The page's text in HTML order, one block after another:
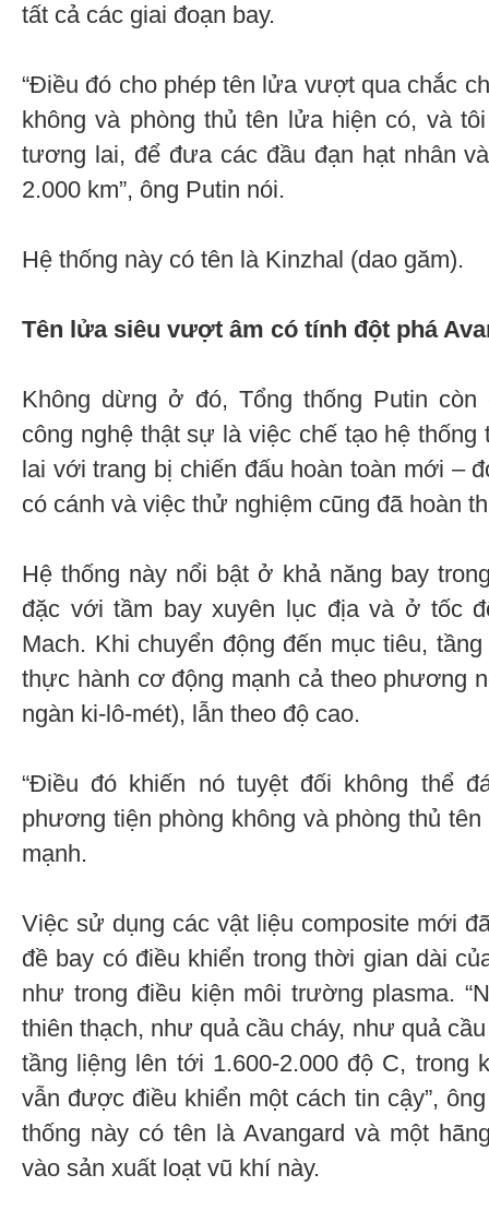
tất cả các giai đoạn bay.
“Điều đó cho phép tên lửa vượt qua chắc
không và phòng thủ tên lửa hiện có, và
tương lai, để đưa các đầu đạn hạt nhân
2.000 km”, ông Putin nói.
Hệ thống này có tên là Kinzhal (dao găm).
Tên lửa siêu vượt âm có tính đột phá
Không dừng ở đó, Tổng thống Putin còn
công nghệ thật sự là việc chế tạo hệ
lai với trang bị chiến đấu hoàn toàn mới –
có cánh và việc thử nghiệm cũng đã hoàn
Hệ thống này nổi bật ở khả năng bay
đặc với tầm bay xuyên lục địa và ở tốc
Mach. Khi chuyển động đến mục tiêu,
thực hành cơ động mạnh cả theo phương
ngàn ki-lô-mét), lẫn theo độ cao.
“Điều đó khiến nó tuyệt đối không thể
phương tiện phòng không và phòng thủ
mạnh.
Việc sử dụng các vật liệu composite mới
đề bay có điều khiển trong thời gian dài
như trong điều kiện môi trường plasma.
thiên thạch, như quả cầu cháy, như quả
tầng liệng lên tới 1.600-2.000 độ C, trong
vẫn được điều khiển một cách tin cậy”,
thống này có tên là Avangard và một
vào sản xuất loạt vũ khí này.